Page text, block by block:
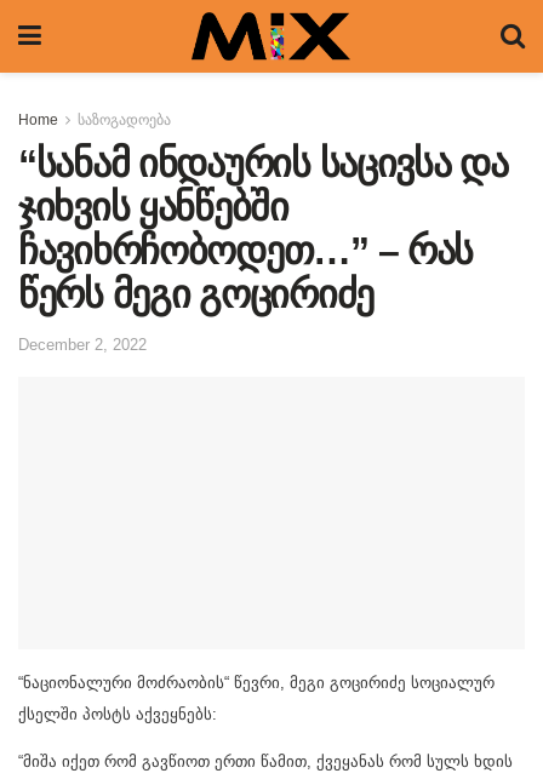
Home საზოგადოება
“სანამ ინდაურის საცივსა და
ჯიხვის ყანწებში
ჩავიხრჩობოდეთ…” – რას
წერს მეგი გოცირიძე
December 2, 2022
“ნაციონალური მოძრაობის“ წევრი, მეგი გოცირიძე სოციალურ
ქსელში პოსტს აქვეყნებს:
“მიშა იქეთ რომ გავწიოთ ერთი წამით, ქვეყანას რომ სულს ხდის